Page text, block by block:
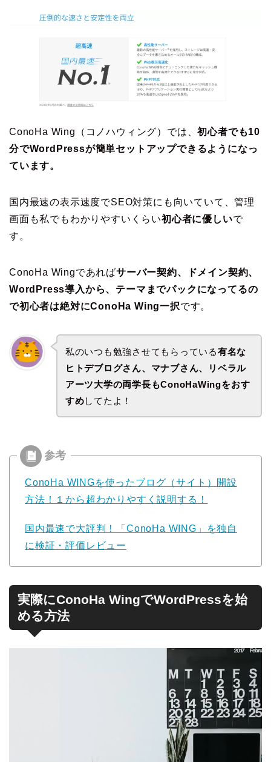
ConoHa Wing（コノハウィング）では、初心者でも10
分でWordPressが簡単セットアップできるようになっ
ています。
国内最速の表示速度でSEO対策にも向いていて、管理
画面も私でもわかりやすいくらい初心者に優しいで
す。
ConoHa Wingであればサーバー契約、ドメイン契約、
WordPress導入から、テーマまでパックになってるの
で初心者は絶対にConoHa Wing一択です。
私のいつも勉強させてもらっている有名な
ヒトデブログさん、マナブさん、リベラル
アーツ大学の両学長もConoHaWingをおす
すめしてたよ！
ConoHa WINGを使ったブログ（サイト）開設
方法！１から超わかりやすく説明する！
国内最速で大評判！「ConoHa WING」を独自
に検証・評価レビュー
実際にConoHa WingでWordPressを始
める方法